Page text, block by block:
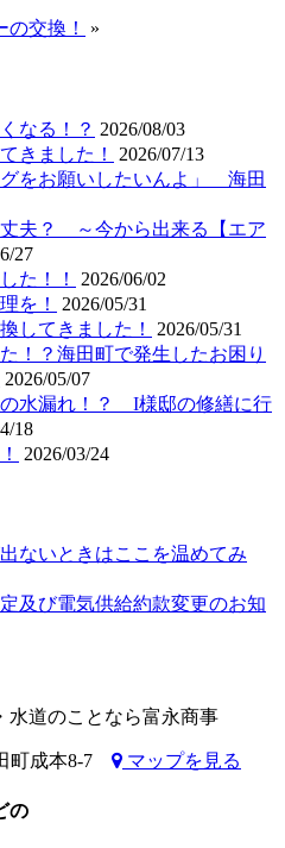
交換！ »
なる！？ 2026/08/03
きました！
2026/07/13
グをお願いしたいんよ」 海田
夫？ ～今から出来る【エア
27
た！！
2026/06/02
を！
2026/05/31
してきました！
2026/05/31
！？海田町で発生したお困り
2026/05/07
水漏れ！？ I様邸の修繕に行
18
2026/03/24
ないときはここを温めてみ
及び電気供給約款変更のお知
水道のことなら富永商事
町成本8-7 マップを見る
の